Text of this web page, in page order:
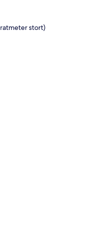
stort)